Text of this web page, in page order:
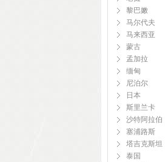
黎巴嫩
马尔代夫
马来西亚
蒙古
孟加拉
缅甸
尼泊尔
日本
斯里兰卡
沙特阿拉伯
塞浦路斯
塔吉克斯坦
泰国